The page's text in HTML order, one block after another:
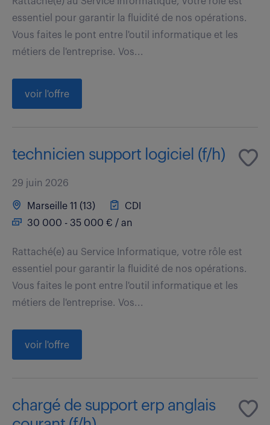
essentiel pour garantir la fluidité de nos opérations.
Vous faites le pont entre l'outil informatique et les
métiers de l'entreprise. Vos...
voir l'offre
technicien support logiciel (f/h)
29 juin 2026
Marseille 11 (13)
CDI
30 000 - 35 000 € / an
Rattaché(e) au Service Informatique, votre rôle est
essentiel pour garantir la fluidité de nos opérations.
Vous faites le pont entre l'outil informatique et les
métiers de l'entreprise. Vos...
voir l'offre
chargé de support erp anglais